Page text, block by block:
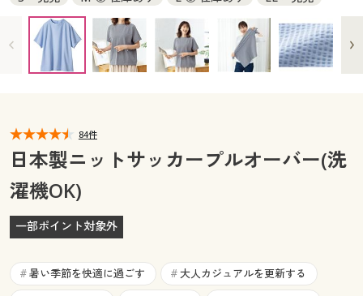
デジタルカタログ
カタログ無料プレゼント
マイページ
閲覧履歴
お気に入り
サポート
カタログ無料プレゼント
会員メニュー
閲覧履歴
お気に入り
サポート
84件
日本製ニットサッカープルオーバー(洗
濯機OK)
一部ポイント対象外
# 暑い季節を快適に過ごす # 大人カジュアルを更新する